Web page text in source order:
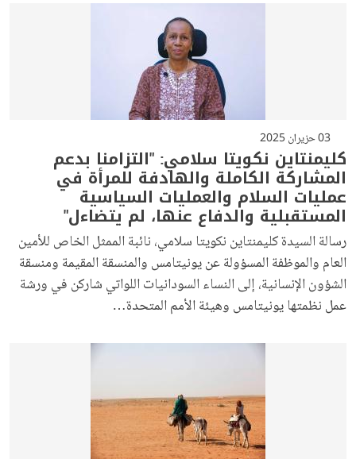
03 حزيران 2025
كليمنتاين نكويتا سلامي: "التزامنا بدعم
المشاركة الكاملة والهادفة للمرأة في
عمليات السلام والعمليات السياسية
المستقبلية والدفاع عنها، لم يتضاءل"
رسالة السيدة كليمنتاين نكويتا سلامي، نائبة الممثل الخاص للأمين
العام والموظفة المسؤولة عن يونيتامس والمنسقة المقيمة ومنسقة
الشؤون الإنسانية، إلى النساء السودانيات اللواتي شاركن في ورشة
عمل نظمتها يونيتامس وهيئة الأمم المتحدة…